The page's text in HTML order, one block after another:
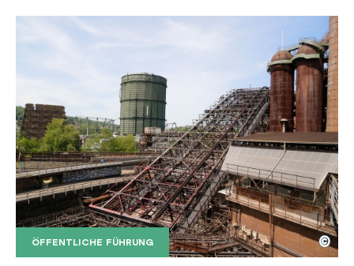
ÖFFENTLICHE FÜHRUNG
Der Erzschrägaufzug der Völklinger Hütte mit
Copyright: Weltkulturerbe Völklinger Hütte | Karl
©